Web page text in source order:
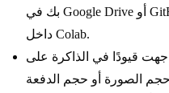
بك في Google Drive أو GitHub لسهولة الوصول إليها وإدارتها
داخل Colab.
قيودًا في الذاكرة على
الصورة أو حجم الدفعة